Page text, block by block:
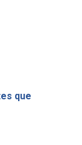
que